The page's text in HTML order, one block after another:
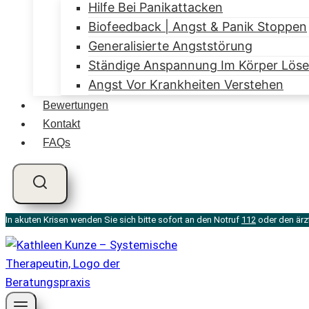
Hilfe Bei Panikattacken
Biofeedback | Angst & Panik Stoppen
Generalisierte Angststörung
Ständige Anspannung Im Körper
Angst Vor Krankheiten Verstehen
Bewertungen
Kontakt
FAQs
In akuten Krisen wenden Sie sich bitte sofort an den Notruf 112 oder den